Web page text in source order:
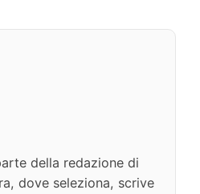
della redazione di
dove seleziona, scrive